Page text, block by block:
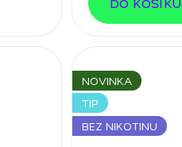
NOVINKA
TIP
BEZ NIKOTINU